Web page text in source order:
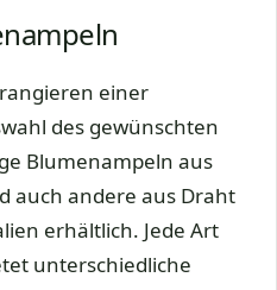
einer
des gewünschten
Blumenampeln aus
auch andere aus Draht
erhältlich. Jede Art
unterschiedliche